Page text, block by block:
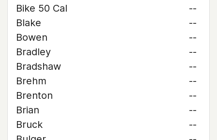
Bike 50 Cal
--
Blake
--
Bowen
--
Bradley
--
Bradshaw
--
Brehm
--
Brenton
--
Brian
--
Bruck
--